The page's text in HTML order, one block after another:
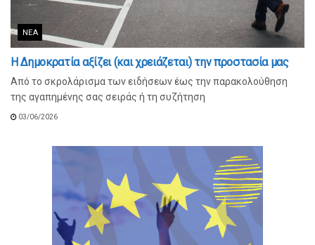
ΝΈΑ
Η Δημοκρατία αξίζει (και χρειάζεται) την προστασία μας
Από το σκρολάρισμα των ειδήσεων έως την παρακολούθηση
της αγαπημένης σας σειράς ή τη συζήτηση
03/06/2026